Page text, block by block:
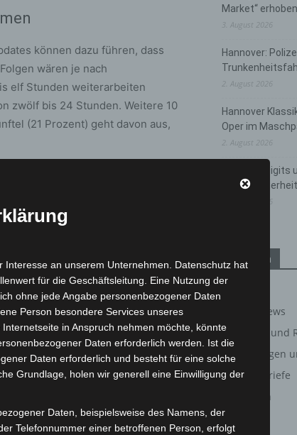
können dazu führen, dass
wären je nach
elf Stunden weiterarbeiten
zwölf bis 24 Stunden. Weitere 10
(21 Prozent) geht davon aus,
etwa drei Tage
der Unternehmen (24
14 Prozent nutzen keine
abgeben.
Unternehmen mit mindestens
im Auftrag des
Prozent, setzen Cloud-Dienste
Market“ erhoben
3. August 2026
Hannover:
2. August 2026
Hannover
Oper im
2. August 2026
Schwarz
Cloud-
Kategorien
Corona-News
Hannover und
Langenhagen
Leserbriefe
Menschen
Über uns
Interesse an unserem Unternehmen. Datenschutz hat
für die Geschäftsleitung. Eine Nutzung der
ohne jede Angabe personenbezogener Daten
Person besondere Services unseres
in Anspruch nehmen möchte, könnte
Daten erforderlich werden. Ist die
Daten erforderlich und besteht für eine solche
Grundlage, holen wir generell eine Einwilligung der
Daten, beispielsweise des Namens, der
Telefonnummer einer betroffenen Person, erfolgt